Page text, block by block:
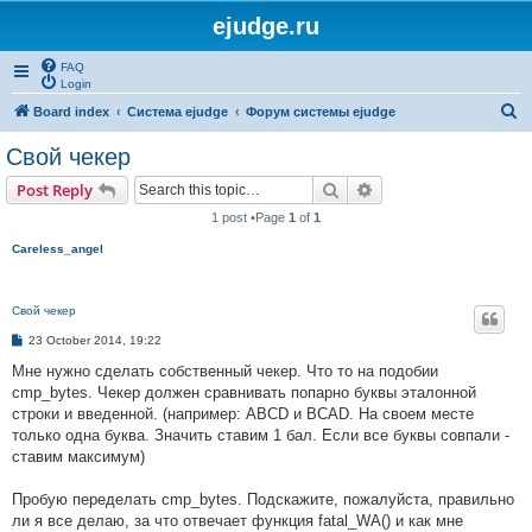
ejudge.ru
FAQ
Login
Board index Система ejudge Форум системы ejudge
Свой чекер
Post Reply Search
1 post •Page 1 of 1
Careless_angel
Свой чекер
P
s
23 October 2014, 19:22
Мне нужно сделать собственный чекер. Что то на подобии
cmp_bytes. Чекер должен сравнивать попарно буквы эталонной
строки и введенной. (например: ABCD и BCAD. На своем месте
только одна буква. Значить ставим 1 бал. Если все буквы совпали -
ставим максимум)
Пробую переделать cmp_bytes. Подскажите, пожалуйста, правильно
ли я все делаю, за что отвечает функция fatal_WA() и как мне